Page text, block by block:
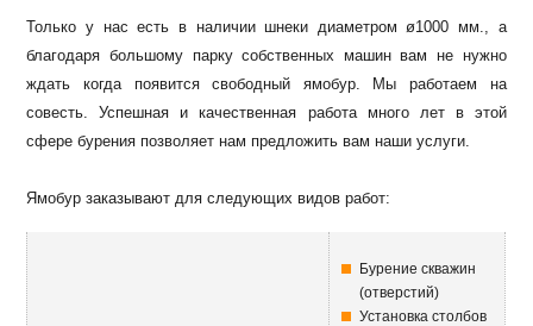
Только у нас есть в наличии шнеки диаметром ø1000 мм., а
благодаря большому парку собственных машин вам не нужно
ждать когда появится свободный ямобур. Мы работаем на
совесть. Успешная и качественная работа много лет в этой
сфере бурения позволяет нам предложить вам наши услуги.
Ямобур заказывают для следующих видов работ:
Бурение скважин
(отверстий)
Установка столбов